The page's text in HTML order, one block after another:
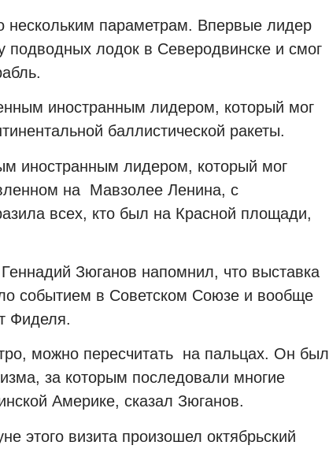
параметрам. Впервые лидер
подводных лодок в Северодвинске и смог
иностранным лидером, который мог
баллистической ракеты.
иностранным лидером, который мог
на Мавзолее Ленина, с
всех, кто был на Красной площади,
Зюганов напомнил, что выставка
событием в Советском Союзе и вообще
Фиделя.
можно пересчитать на пальцах. Он был
за которым последовали многие
Америке, сказал Зюганов.
этого визита произошел октябрьский